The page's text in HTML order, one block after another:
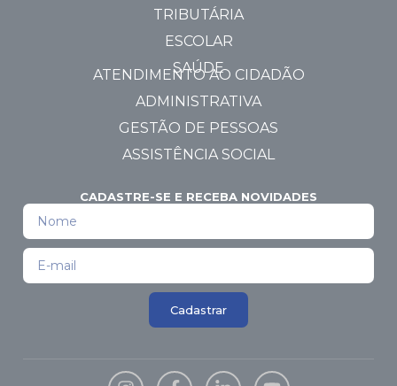
TRIBUTÁRIA
ESCOLAR
SAÚDE
ATENDIMENTO AO CIDADÃO
ADMINISTRATIVA
GESTÃO DE PESSOAS
ASSISTÊNCIA SOCIAL
CADASTRE-SE E RECEBA NOVIDADES
Cadastrar